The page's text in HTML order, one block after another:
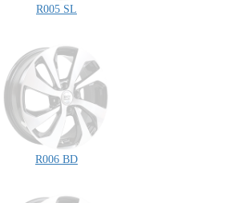
R005 SL
R006 BD